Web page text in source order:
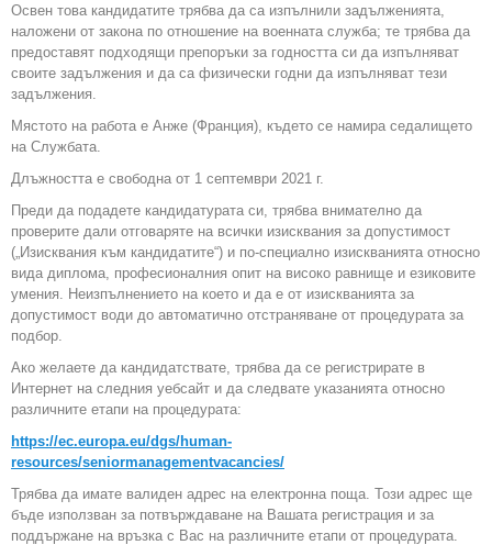
Освен това кандидатите трябва да са изпълнили задълженията,
наложени от закона по отношение на военната служба; те трябва да
предоставят подходящи препоръки за годността си да изпълняват
своите задължения и да са физически годни да изпълняват тези
задължения.
Мястото на работа е Анже (Франция), където се намира седалището
на Службата.
Длъжността е свободна от 1 септември 2021 г.
Преди да подадете кандидатурата си, трябва внимателно да
проверите дали отговаряте на всички изисквания за допустимост
(„Изисквания към кандидатите“) и по-специално изискванията относно
вида диплома, професионалния опит на високо равнище и езиковите
умения. Неизпълнението на което и да е от изискванията за
допустимост води до автоматично отстраняване от процедурата за
подбор.
Ако желаете да кандидатствате, трябва да се регистрирате в
Интернет на следния уебсайт и да следвате указанията относно
различните етапи на процедурата:
https://ec.europa.eu/dgs/human-
resources/seniormanagementvacancies/
Трябва да имате валиден адрес на електронна поща. Този адрес ще
бъде използван за потвърждаване на Вашата регистрация и за
поддържане на връзка с Вас на различните етапи от процедурата.